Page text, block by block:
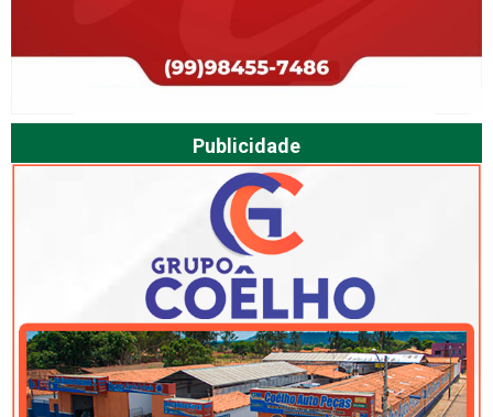
Publicidade